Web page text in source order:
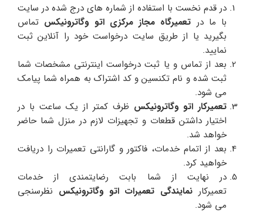
در قدم نخست با استفاده از شماره های درج شده در سایت
با ما در تعمیرگاه مجاز مرکزی اتو وگاترونیکس تماس
بگیرید یا از طریق سایت درخواست خود را آنلاین ثبت
نمایید.
بعد از تماس و یا ثبت درخواست اینترنتی مشخصات شما
ثبت شده و نام تکنسین و کد اشتراک به همراه شما پیامک
می شود.
تعمیرکار اتو وگاترونیکس ظرف کمتر از یک ساعت با در
اختیار داشتن قطعات و تجهیزات لازم در منزل شما حاضر
خواهد شد.
بعد از اتمام خدمات، فاکتور و گارانتی تعمیرات را دریافت
خواهید کرد.
در نهایت از شما بابت رضایتمندی از خدمات
تعمیرکار نمایندگی تعمیرات اتو وگاترونیکس نظرسنجی
می شود.